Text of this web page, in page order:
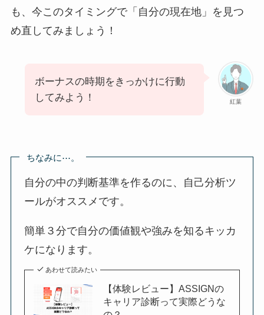
も、今このタイミングで「自分の現在地」を見つ
め直してみましょう！
紅葉
ボーナスの時期をきっかけに行動
してみよう！
ちなみに⋯。
自分の中の判断基準を作るのに、自己分析ツ
ールがオススメです。
簡単３分で自分の価値観や強みを知るキッカ
ケになります。
あわせて読みたい
【体験レビュー】ASSIGNの
キャリア診断って実際どうな